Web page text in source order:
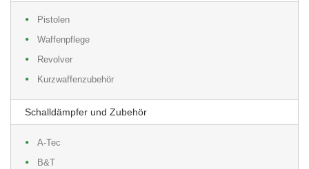
Pistolen
Waffenpflege
Revolver
Kurzwaffenzubehör
Schalldämpfer und Zubehör
A-Tec
B&T